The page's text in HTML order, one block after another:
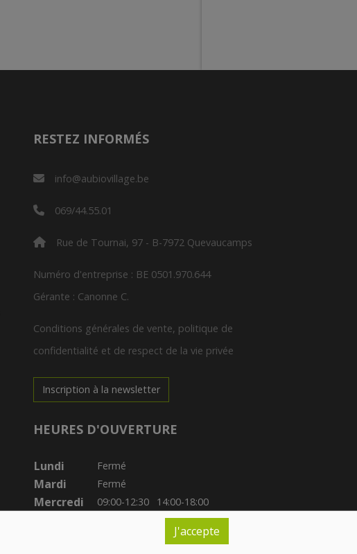
J'accepte
RESTEZ INFORMÉS
info@aubiovillage.be
069/44.55.01
Rue de Tournai, 97 - B-7972 Quevaucamps
Numéro d'entreprise : BE 0501.970.644
Gérante : Canonne C.
Conditions générales de vente, politique de
confidentialité et de respect de la vie privée
Inscription à la newsletter
HEURES D'OUVERTURE
Lundi Fermé
Mardi Fermé
Mercredi 09:00-12:30 14:00-18:00
14:00-18:00
14:00-19:00